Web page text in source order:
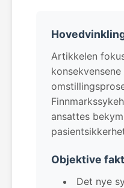
Artikkelen
konsekvensene
ansattes
Objektive
Det nye